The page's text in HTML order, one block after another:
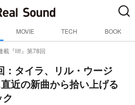
MOVIE TECH BOOK
載『lit!』第78回
タイラ、リル・ウージ
近の新曲から拾い上げる